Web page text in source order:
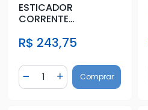
ESTICADOR
CORRENTE
ENDURA TENSOR
R$ 243,75
Diminuir Quantidade
Quantidade
Adicionar Quantidade
Comprar